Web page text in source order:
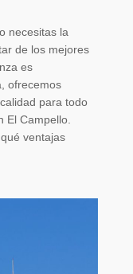
necesitas la
de los mejores
es
ofrecemos
para todo
El Campello.
ventajas